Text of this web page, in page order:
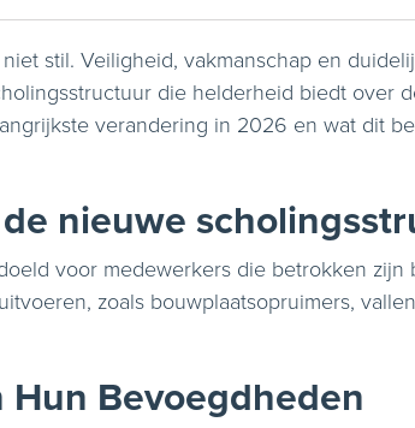
stil. Veiligheid, vakmanschap en
die helderheid biedt over
verandering in 2026 en wat dit
nieuwe
voor medewerkers die betrokken
zoals bouwplaatsopruimers,
Hun Bevoegdheden